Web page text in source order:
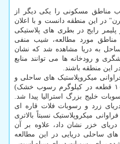
مناطق مسکونی را یکی دیگر از
در این منطقه دانست و با اعلان
پلیمر رایج در بطری های پلاستیکی
مناطق مورد مطالعه، شیب منفی
ساحل به دریا مشاهده شد که نشان
و رودخانه ها می توانند منابع
این منطقه باشند.
میکروپلاستیک های ساحلی و
فراساحلی در خزر جنوبی (۱۰۳ قطعه در کیلوگرم رسوب خشک)
خلیج بزرگ استرالیا پیدا شد.
زرد و رسوبات فلات قاره ای
میکروپلاستیک نسبتاً بالاتری
خزر نشان داد، علاوه بر آن
های ساحلی دریایی در این مطالعه